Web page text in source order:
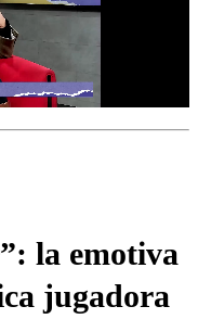
la emotiva
jugadora